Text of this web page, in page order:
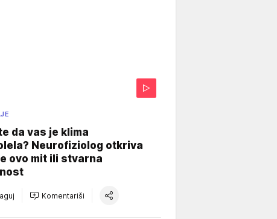
da vas je klima
Neurofiziolog otkriva
ovo mit ili stvarna
Komentariši